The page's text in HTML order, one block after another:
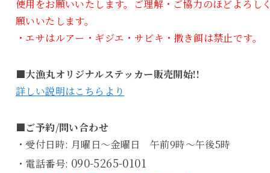
使用をお願いいたします。ご理解・ご協力のほどよろし
願いいたします。
・エサはルアー・ギジエ・サビキ・撒き餌は禁止です。
■大漁丸オリジナルステッカー販売開始!!
詳しい説明はこちらより
■ご予約/問い合わせ
・受付日時: 月曜日～金曜日 午前9時～午後5時
・電話番号: 090-5265-0101